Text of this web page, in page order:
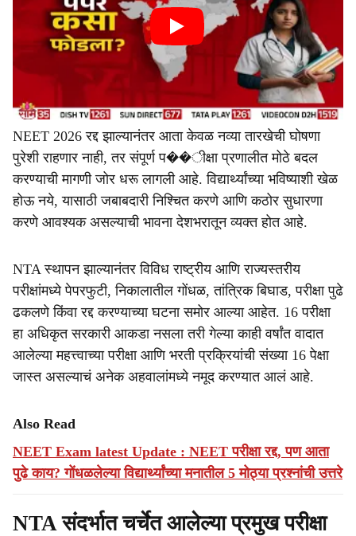
NEET 2026 रद्द झाल्यानंतर आता केवळ नव्या तारखेची घोषणा
पुरेशी राहणार नाही, तर संपूर्ण प��ीक्षा प्रणालीत मोठे बदल
करण्याची मागणी जोर धरू लागली आहे. विद्यार्थ्यांच्या भविष्याशी खेळ
होऊ नये, यासाठी जबाबदारी निश्चित करणे आणि कठोर सुधारणा
करणे आवश्यक असल्याची भावना देशभरातून व्यक्त होत आहे.
NTA स्थापन झाल्यानंतर विविध राष्ट्रीय आणि राज्यस्तरीय
परीक्षांमध्ये पेपरफुटी, निकालातील गोंधळ, तांत्रिक बिघाड, परीक्षा पुढे
ढकलणे किंवा रद्द करण्याच्या घटना समोर आल्या आहेत. 16 परीक्षा
हा अधिकृत सरकारी आकडा नसला तरी गेल्या काही वर्षांत वादात
आलेल्या महत्त्वाच्या परीक्षा आणि भरती प्रक्रियांची संख्या 16 पेक्षा
जास्त असल्याचं अनेक अहवालांमध्ये नमूद करण्यात आलं आहे.
Also Read
NEET Exam latest Update : NEET परीक्षा रद्द, पण आता
पुढे काय? गोंधळलेल्या विद्यार्थ्यांच्या मनातील 5 मोठ्या प्रश्नांची उत्तरे
NTA संदर्भात चर्चेत आलेल्या प्रमुख परीक्षा